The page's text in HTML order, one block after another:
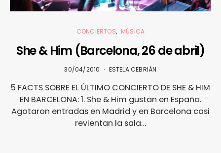
CONCIERTOS MÚSICA
She & Him (Barcelona, 26 de abril)
30/04/2010 ESTELA CEBRIÁN
5 FACTS SOBRE EL ÚLTIMO CONCIERTO DE SHE & HIM
EN BARCELONA: 1. She & Him gustan en España.
Agotaron entradas en Madrid y en Barcelona casi
revientan la sala…